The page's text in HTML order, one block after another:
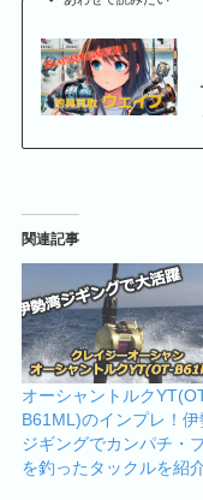
関連記事
オーシャントルク
B61ML)のインプレ！伊
ジギングでカンパチ・
を釣ったタックルを紹